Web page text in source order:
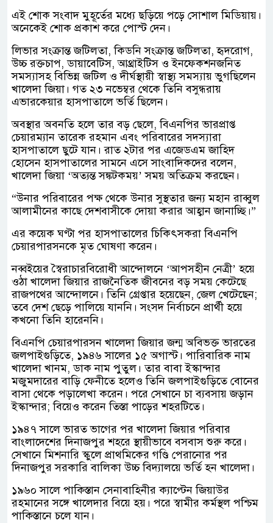
এই শোক সংবাদ মুহূর্তের মধ্যে ছড়িয়ে পড়ে সোশাল মিডিয়ায়।
অনেকেই শোক প্রকাশ করে পোস্ট দেন।
লিভার সংক্রান্ত জটিলতা, কিডনি সংক্রান্ত জটিলতা, হৃদরোগ,
উচ্চ রক্তচাপ, ডায়াবেটিস, আথ্রাইটিস ও ইনফেকশনজনিত
সমস্যাসহ বিভিন্ন জটিল ও দীর্ঘস্থায়ী স্বাস্থ্য সমস্যায় ভুগছিলেন
খালেদা জিয়া। গত ২৩ নভেম্বর থেকে তিনি বসুন্ধরায়
এভারকেয়ার হাসপাতালে ভর্তি ছিলেন।
অবস্থার অবনতি হলে তার বড় ছেলে, বিএনপির ভারপ্রাপ্ত
চেয়ারম্যান তারেক রহমান এবং পরিবারের সদস্যারা
হাসপাতালে ছুটে যান। রাত ২টার পর এজেডএম জাহিদ
হোসেন হাসপাতালের সামনে এসে সাংবাদিকদের বলেন,
খালেদা জিয়া ‘অত্যন্ত সঙ্কটকময়’ সময় অতিক্রম করছেন।
“উনার পরিবারের পক্ষ থেকে উনার সুস্থতার জন্য মহান রাব্বুল
আলামীনের কাছে দেশবাসীকে দোয়া করার আহ্বান জানাচ্ছি।”
এর কয়েক ঘণ্টা পর হাসপাতালের চিকিৎসকরা বিএনপি
চেয়ারপারসনকে মৃত ঘোষণা করেন।
নব্বইয়ের স্বৈরাচারবিরোধী আন্দোলনে ‘আপসহীন নেত্রী’ হয়ে
ওঠা খালেদা জিয়ার রাজনৈতিক জীবনের বড় সময় কেটেছে
রাজপথের আন্দোলনে। তিনি গ্রেপ্তার হয়েছেন, জেল খেটেছেন;
তবে দেশ ছেড়ে পালিয়ে যাননি। সংসদ নির্বাচনে প্রার্থী হয়ে
কখনো তিনি হারেননি।
বিএনপি চেয়ারপারসন খালেদা জিয়ার জন্ম অবিভক্ত ভারতের
জলপাইগুড়িতে, ১৯৪৬ সালের ১৫ অগাস্ট। পারিবারিক নাম
খালেদা খানম, ডাক নাম পুতুল। তার বাবা ইস্কান্দার
মজুমদারের বাড়ি ফেনীতে হলেও তিনি জলপাইগুড়িতে বোনের
বাসা থেকে পড়ালেখা করেন। পরে সেখানে চা ব্যবসায় জড়ান
ইস্কান্দার; বিয়েও করেন তিস্তা পাড়ের শহরটিতে।
১৯৪৭ সালে ভারত ভাগের পর খালেদা জিয়ার পরিবার
বাংলাদেশের দিনাজপুর শহরে স্থায়ীভাবে বসবাস শুরু করে।
সেখানে মিশনারি স্কুলে প্রাথমিকের গণ্ডি পেরানোর পর
দিনাজপুর সরকারি বালিকা উচ্চ বিদ্যালয়ে ভর্তি হন খালেদা।
১৯৬০ সালে পাকিস্তান সেনাবাহিনীর ক্যাপ্টেন জিয়াউর
রহমানের সঙ্গে খালেদার বিয়ে হয়। পরে স্বামীর কর্মস্থল পশ্চিম
পাকিস্তানে চলে যান।